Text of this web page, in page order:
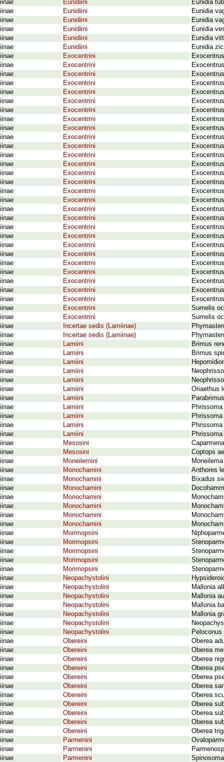
Eunidiini
Eunidia
Eunidiini
Eunidia
Eunidiini
Eunidia
Eunidiini
Eunidia
Eunidiini
Eunidia
Eunidiini
Eunidia
Exocentrini
Exocentrini
Exocentrini
Exocentrini
Exocentrini
Exocentrini
Exocentrini
Exocentrini
Exocentrini
Exocentrini
Exocentrini
Exocentrini
Exocentrini
Exocentrini
Exocentrini
Exocentrini
Exocentrini
Exocentrini
Exocentrini
Exocentrini
Exocentrini
Exocentrini
Exocentrini
Exocentrini
Exocentrini
Exocentrini
Exocentrini
Exocentrini
Exocentrini
Sumelis
Exocentrini
Sumelis
Incertae sedis (Lamiinae)
Incertae sedis (Lamiinae)
Lamiini
Brimus
Lamiini
Brimus
Lamiini
Lamiini
Lamiini
Lamiini
Oriaethus
Lamiini
Lamiini
Lamiini
Lamiini
Lamiini
Mesosini
Mesosini
Coptops
Moneilemini
Monochamini
Anthores
Monochamini
Bixadus
Monochamini
Monochamini
Monochamini
Monochamini
Monochamini
Morimopsini
Morimopsini
Morimopsini
Morimopsini
Morimopsini
Neopachystolini
Neopachystolini
Mallonia
Neopachystolini
Mallonia
Neopachystolini
Mallonia
Neopachystolini
Mallonia
Neopachystolini
Neopachystolini
Obereini
Oberea
Obereini
Oberea
Obereini
Oberea
Obereini
Oberea
Obereini
Oberea
Obereini
Oberea
Obereini
Oberea
Obereini
Oberea
Obereini
Oberea
Obereini
Oberea
Obereini
Oberea
Parmenini
Parmenini
Parmenini